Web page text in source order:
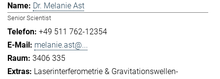
Dr. Melanie Ast
Senior Scientist
+49 511 762-12354
melanie.ast@...
3406 335
Laserinterferometrie & Gravitationswellen-